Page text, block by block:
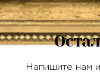
Напишите нам